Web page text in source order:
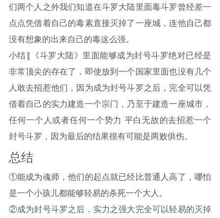
们两个人之外我们知道在斗罗大陆里面毒斗罗曾经差一
点点凭借着自己的毒素直接灭掉了一座城，连他自己都
没有想象的出来自己的毒这么强。
小结‖《斗罗大陆》里面能够成为封号斗罗绝对已经是
非常顶尖的存在了，即使放到一个国家里面也没有几个
人敢去招惹他们，因为成为封号斗罗之后，完全可以凭
借着自己的实力建造一个宗门，乃至于建造一座城市，
任何一个人或者任何一个势力 平白无故的去招惹一个
封号斗罗，因为最后的结果很有可能是两败俱伤。
总结
①能成为魂师，他们的起点就已经比普通人高了，哪怕
是一个小孩儿都能够轻易的杀死一个大人。
②成为封号斗罗之后，实力之强大完全可以轻易的灭掉